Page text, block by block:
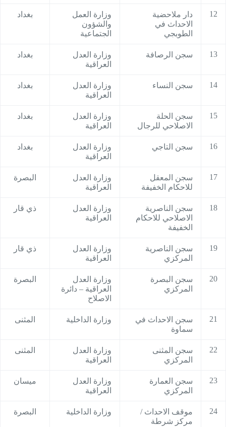
12
دار ملاحضية
الاحداث في
الطوبجي
وزارة العمل
والشؤون
الجتماعية
بغداد
13 سجن الرصافة
وزارة العدل
العراقية
بغداد
14 سجن النساء
وزارة العدل
العراقية
بغداد
15
سجن الحلة
الاصلاحي للرجال
وزارة العدل
العراقية
بغداد
16 سجن التاجي
وزارة العدل
العراقية
بغداد
17
سجن المعقل
للاحكام الخفيفة
وزارة العدل
العراقية
البصرة
18
سجن الناصرية
الاصلاحي للاحكام
الخفيفة
وزارة العدل
العراقية
ذي قار
19
سجن الناصرية
المركزي
وزارة العدل
العراقية
ذي قار
20
سجن البصرة
المركزي
وزارة العدل
العراقية – دائرة
الاصلاح
البصرة
21
سجن الاحداث في
سماوة
وزارة الداخلية المثنى
22
سجن المثنى
المركزي
وزارة العدل
العراقية
المثنى
23
سجن العمارة
المركزي
وزارة العدل
العراقية
ميسان
24
موقف الاحداث /
مركز شرطة
وزارة الداخلية البصرة